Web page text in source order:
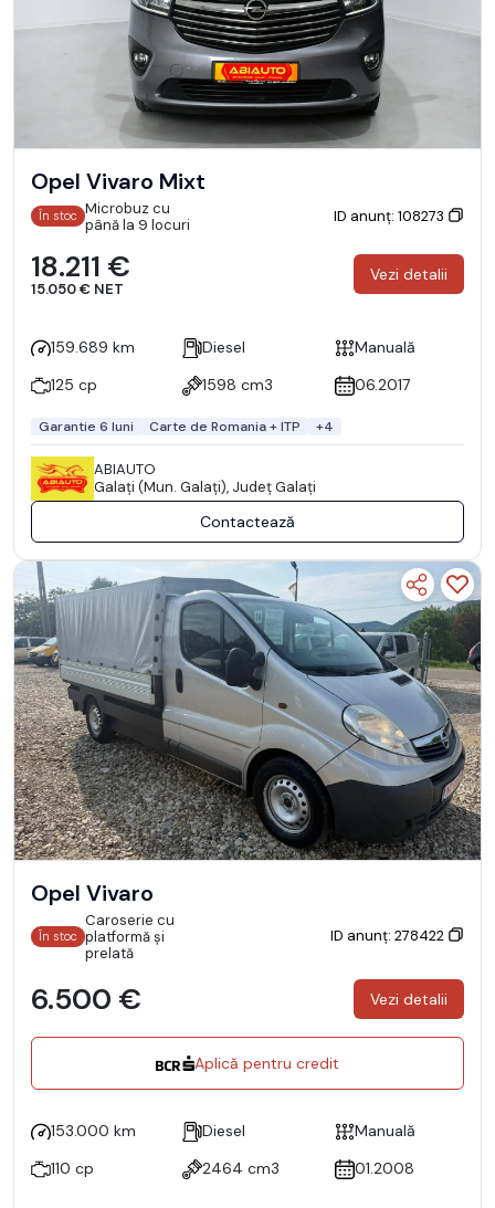
Opel Vivaro Mixt
În stoc Microbuz cu
până la 9 locuri
ID anunț: 108273
18.211 €
15.050 € NET
Vezi detalii
159.689 km Diesel
Manuală
125 cp
1598 cm3 06.2017
Garantie 6 luni Carte de Romania + ITP +4
ABIAUTO
Galaţi (Mun. Galaţi), Județ Galaţi
Contactează
Opel Vivaro
În stoc
Caroserie cu
platformă și
prelată
ID anunț: 278422
6.500 € Vezi detalii
Aplică pentru credit
153.000 km Diesel
Manuală
110 cp
2464 cm3 01.2008